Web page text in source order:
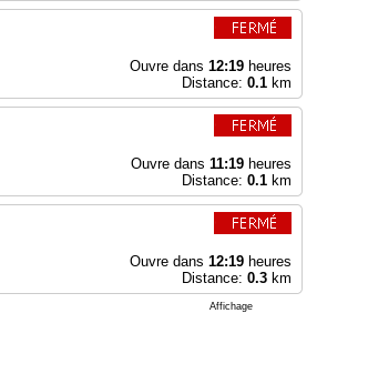
Ouvre dans 12:19heures
Distance: 0.1km
Ouvre dans 11:19heures
Distance: 0.1km
Ouvre dans 12:19heures
Distance: 0.3km
Affichage